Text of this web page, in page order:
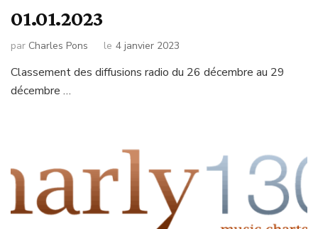
01.01.2023
par Charles Pons le 4 janvier 2023
Classement des diffusions radio du 26 décembre au 29
décembre …